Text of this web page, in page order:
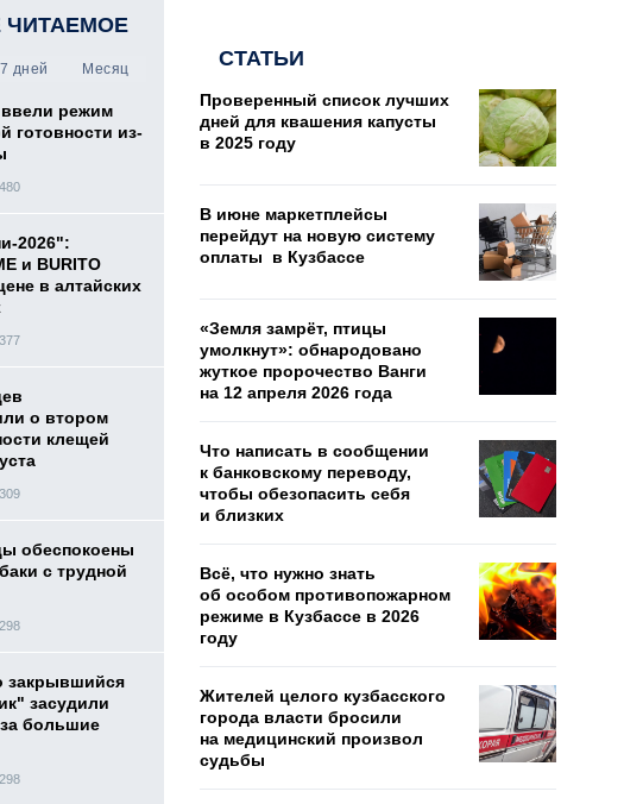
ЧИТАЕМОЕ
7 дней Месяц
ввели режим
готовности из-
480
2026":
и BURITO
в алтайских
377
о втором
клещей
309
обеспокоены
с трудной
298
закрывшийся
засудили
большие
298
СТАТЬИ
Проверенный список лучших
дней для квашения капусты
в 2025 году
В июне маркетплейсы
перейдут на новую систему
оплаты в Кузбассе
«Земля замрёт, птицы
умолкнут»: обнародовано
жуткое пророчество Ванги
на 12 апреля 2026 года
Что написать в сообщении
к банковскому переводу,
чтобы обезопасить себя
и близких
Всё, что нужно знать
об особом противопожарном
режиме в Кузбассе в 2026
году
Жителей целого кузбасского
города власти бросили
на медицинский произвол
судьбы